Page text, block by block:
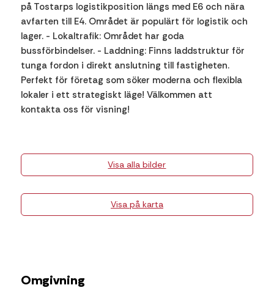
på Tostarps logistikposition längs med E6 och nära
avfarten till E4. Området är populärt för logistik och
lager. - Lokaltrafik: Området har goda
bussförbindelser. - Laddning: Finns laddstruktur för
tunga fordon i direkt anslutning till fastigheten.
Perfekt för företag som söker moderna och flexibla
lokaler i ett strategiskt läge! Välkommen att
kontakta oss för visning!
Visa alla bilder
Visa på karta
Omgivning